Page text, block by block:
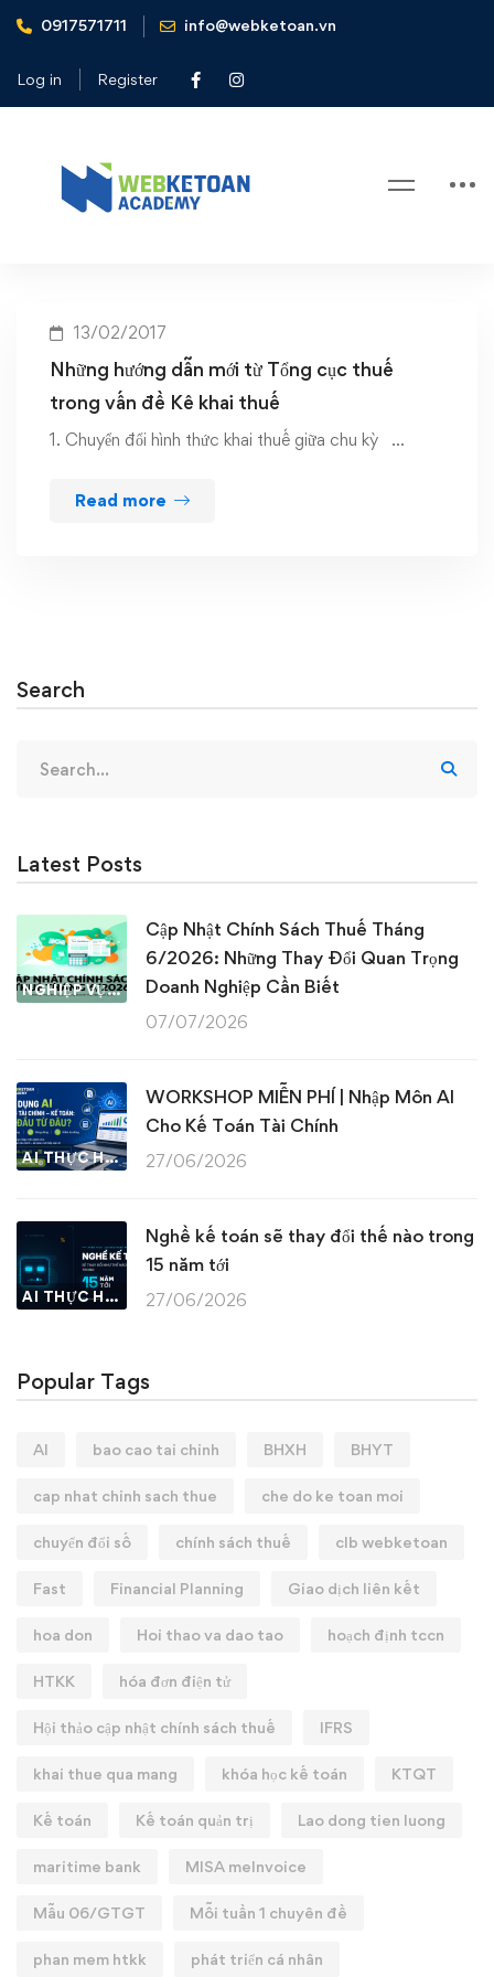
0917571711 info@webketoan.vn
Log in Register
Home
cục thuế về kê khai thuế
13/02/2017
Những hướng dẫn mới từ Tổng cục thuế
trong vấn đề Kê khai thuế
1. Chuyển đổi hình thức khai thuế giữa chu kỳ …
Read more
Search
for:
Latest Posts
NGHIỆP VỤ KẾ TOÁN & THUẾ
Cập Nhật Chính Sách Thuế Tháng
6/2026: Những Thay Đổi Quan Trọng
Doanh Nghiệp Cần Biết
07/07/2026
AI THỰC HÀNH
WORKSHOP MIỄN PHÍ | Nhập Môn AI
Cho Kế Toán Tài Chính
27/06/2026
AI THỰC HÀNH
Nghề kế toán sẽ thay đổi thế nào trong
15 năm tới
27/06/2026
Popular Tags
AI bao cao tai chinh BHXH BHYT
cap nhat chinh sach thue che do ke toan moi
chuyển đổi số chính sách thuế clb webketoan
Fast Financial Planning Giao dịch liên kết
hoa don Hoi thao va dao tao hoạch định tccn
HTKK hóa đơn điện tử
Hội thảo cập nhật chính sách thuế IFRS
khai thue qua mang khóa học kế toán KTQT
Kế toán Kế toán quản trị Lao dong tien luong
maritime bank MISA meInvoice
Mẫu 06/GTGT Mỗi tuần 1 chuyên đề
phan mem htkk phát triển cá nhân